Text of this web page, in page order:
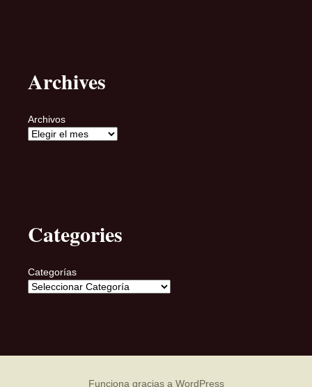
Archives
Archivos
Categories
Categorías
Funciona gracias a WordPress